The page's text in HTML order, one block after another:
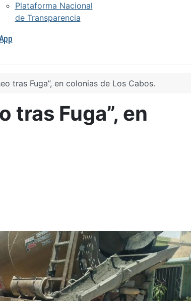
Plataforma Nacional
de Transparencia
tras Fuga”, en colonias de Los Cabos.
tras Fuga”, en